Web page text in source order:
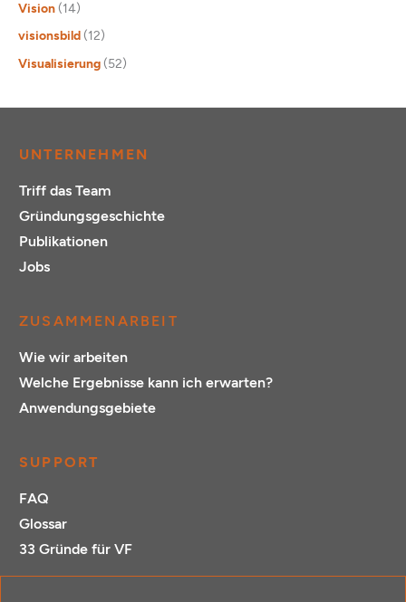
Vision (14)
visionsbild (12)
Visualisierung (52)
UNTERNEHMEN
Triff das Team
Gründungsgeschichte
Publikationen
Jobs
ZUSAMMENARBEIT
Wie wir arbeiten
Welche Ergebnisse kann ich erwarten?
Anwendungsgebiete
SUPPORT
FAQ
Glossar
33 Gründe für VF